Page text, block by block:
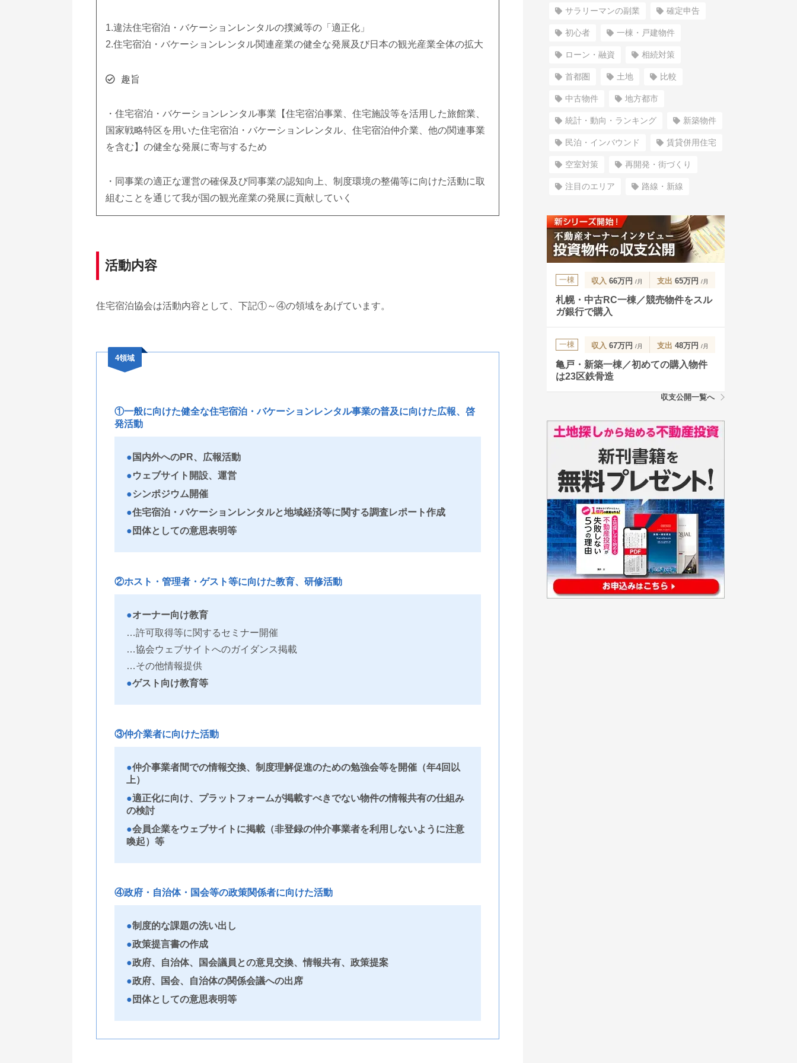
1.違法住宅宿泊・バケーションレンタルの撲滅等の「適正化」
2.住宅宿泊・バケーションレンタル関連産業の健全な発展及び日本の観光産業全体の拡大
趣旨
・住宅宿泊・バケーションレンタル事業【住宅宿泊事業、住宅施設等を活用した旅館業、
国家戦略特区を用いた住宅宿泊・バケーションレンタル、住宅宿泊仲介業、他の関連事業
を含む】の健全な発展に寄与するため
・同事業の適正な運営の確保及び同事業の認知向上、制度環境の整備等に向けた活動に取
組むことを通じて我が国の観光産業の発展に貢献していく
活動内容
住宅宿泊協会は活動内容として、下記①～④の領域をあげています。
4領域
①一般に向けた健全な住宅宿泊・バケーションレンタル事業の普及に向けた広報、啓
発活動
国内外へのPR、広報活動
ウェブサイト開設、運営
シンポジウム開催
住宅宿泊・バケーションレンタルと地域経済等に関する調査レポート作成
団体としての意思表明等
②ホスト・管理者・ゲスト等に向けた教育、研修活動
オーナー向け教育
…許可取得等に関するセミナー開催
…協会ウェブサイトへのガイダンス掲載
…その他情報提供
ゲスト向け教育等
③仲介業者に向けた活動
仲介事業者間での情報交換、制度理解促進のための勉強会等を開催（年4回以
上）
適正化に向け、プラットフォームが掲載すべきでない物件の情報共有の仕組み
の検討
会員企業をウェブサイトに掲載（非登録の仲介事業者を利用しないように注意
喚起）等
④政府・自治体・国会等の政策関係者に向けた活動
制度的な課題の洗い出し
政策提言書の作成
政府、自治体、国会議員との意見交換、情報共有、政策提案
政府、国会、自治体の関係会議への出席
団体としての意思表明等
サラリーマンの副業 確定申告
初心者 一棟・戸建物件
ローン・融資 相続対策
首都圏 土地 比較
中古物件 地方都市
統計・動向・ランキング 新築物件
民泊・インバウンド 賃貸併用住宅
空室対策 再開発・街づくり
注目のエリア 路線・新線
一棟 収入 66万円 /月 支出 65万円 /月
札幌・中古RC一棟／競売物件をスル
ガ銀行で購入
一棟 収入 67万円 /月 支出 48万円 /月
亀戸・新築一棟／初めての購入物件
は23区鉄骨造
収支公開一覧へ